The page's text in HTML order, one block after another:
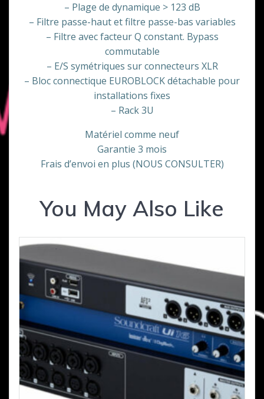
– Plage de dynamique > 123 dB
– Filtre passe-haut et filtre passe-bas variables
– Filtre avec facteur Q constant. Bypass
commutable
– E/S symétriques sur connecteurs XLR
– Bloc connectique EUROBLOCK détachable pour
installations fixes
– Rack 3U
Matériel comme neuf
Garantie 3 mois
Frais d’envoi en plus (NOUS CONSULTER)
You May Also Like